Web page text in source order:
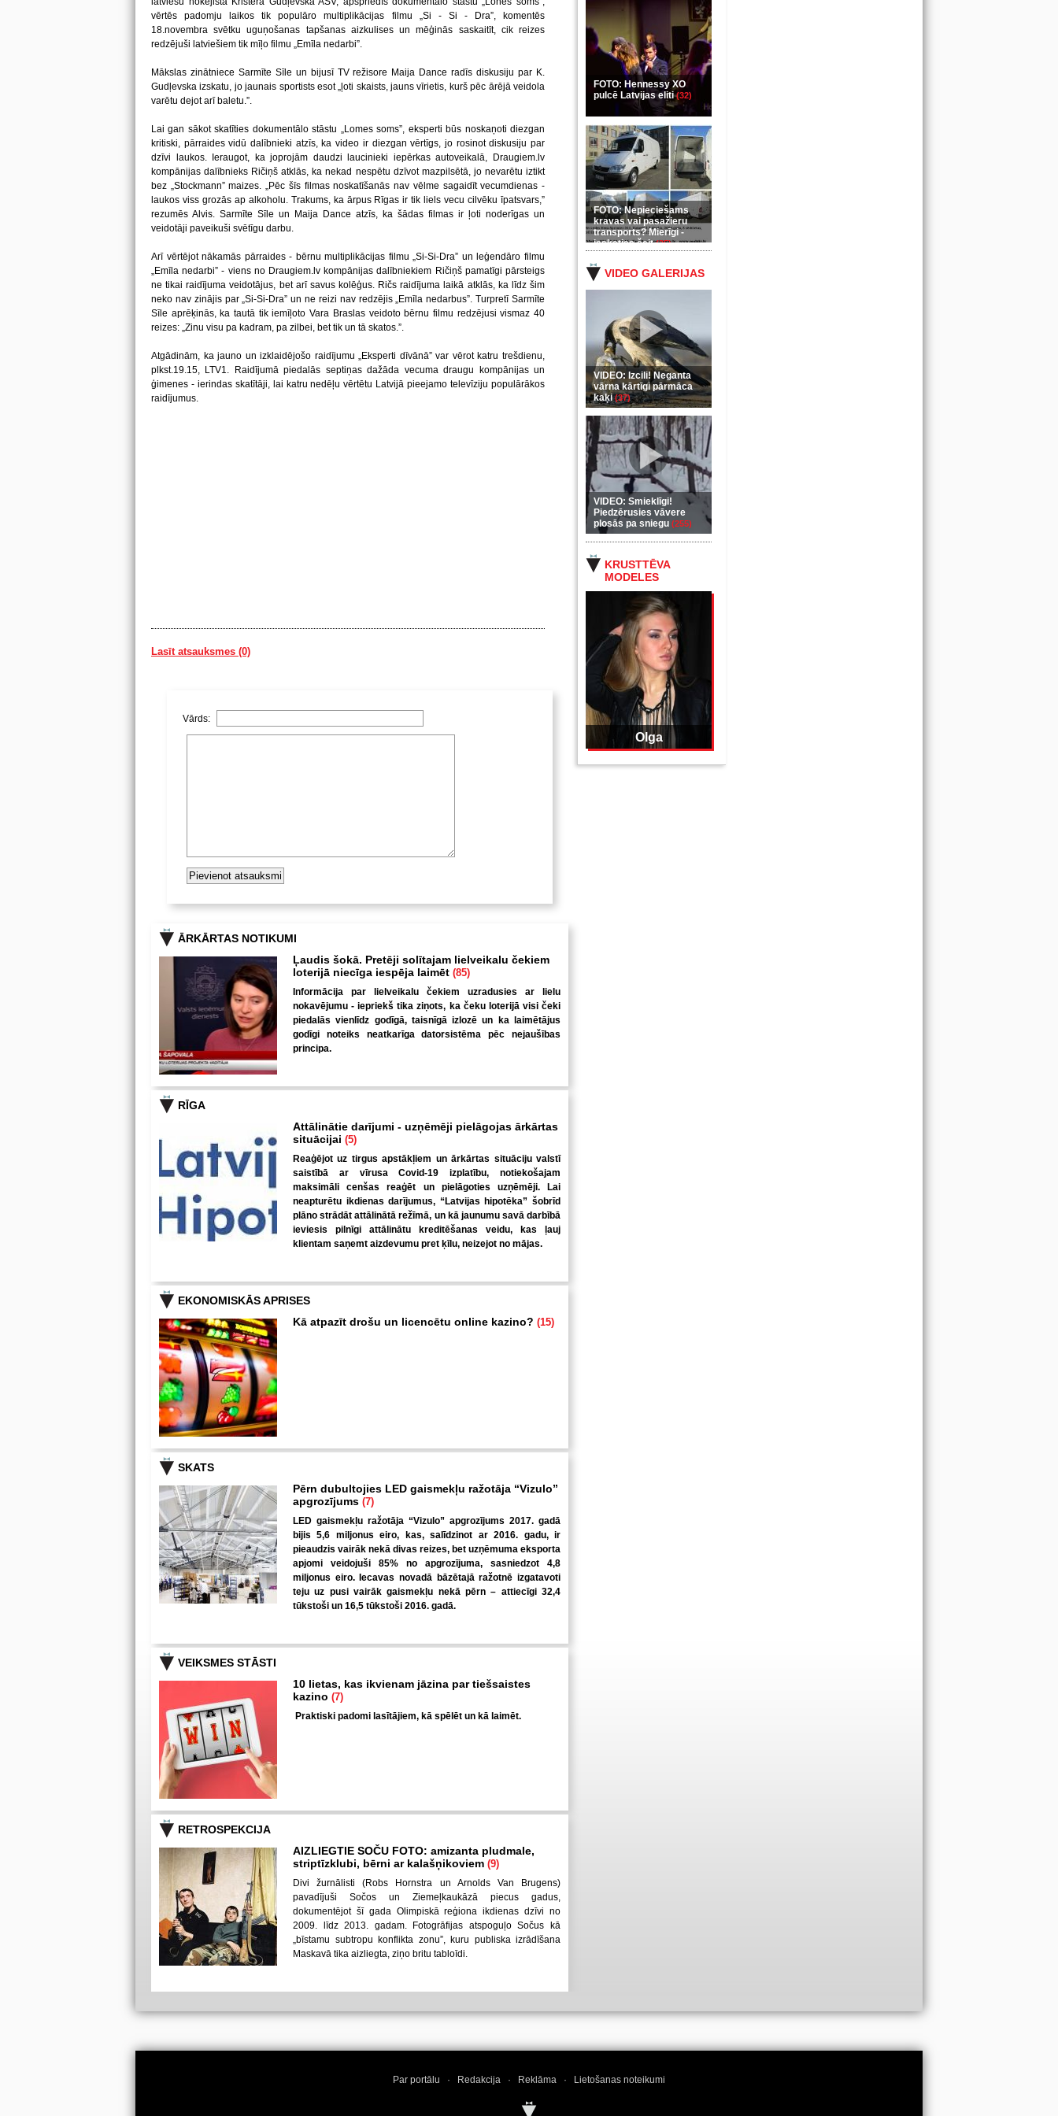
FOTO: Hennessy XO
pulcē Latvijas eliti(32)
FOTO: Nepieciešams
kravas vai pasažieru
transports? Mierīgi -
ieskaties šeit(35)
VIDEO GALERIJAS
VIDEO: Izcili! Neganta
vārna kārtīgi pārmāca
kaķi(37)
VIDEO: Smieklīgi!
Piedzērusies vāvere
plosās pa sniegu (255)
KRUSTTĒVA
MODELES
Olga
vērtēs padomju laikos tik populāro multiplikācijas filmu „Si - Si - Dra”, komentēs
18.novembra svētku uguņošanas tapšanas aizkulises un mēģinās saskaitīt, cik reizes
redzējuši latviešiem tik mīļo filmu „Emīla nedarbi”.
Mākslas zinātniece Sarmīte Sīle un bijusī TV režisore Maija Dance radīs diskusiju par K.
Gudļevska izskatu, jo jaunais sportists esot „ļoti skaists, jauns vīrietis, kurš pēc ārējā veidola
varētu dejot arī baletu.”.
Lai gan sākot skatīties dokumentālo stāstu „Lomes soms”, eksperti būs noskaņoti diezgan
kritiski, pārraides vidū dalībnieki atzīs, ka video ir diezgan vērtīgs, jo rosinot diskusiju par
dzīvi laukos. Ieraugot, ka joprojām daudzi laucinieki iepērkas autoveikalā, Draugiem.lv
kompānijas dalībnieks Ričiņš atklās, ka nekad nespētu dzīvot mazpilsētā, jo nevarētu iztikt
bez „Stockmann” maizes. „Pēc šīs filmas noskatīšanās nav vēlme sagaidīt vecumdienas -
laukos viss grozās ap alkoholu. Trakums, ka ārpus Rīgas ir tik liels vecu cilvēku īpatsvars,”
rezumēs Alvis. Sarmīte Sīle un Maija Dance atzīs, ka šādas filmas ir ļoti noderīgas un
veidotāji paveikuši svētīgu darbu.
Arī vērtējot nākamās pārraides - bērnu multiplikācijas filmu „Si-Si-Dra” un leģendāro filmu
„Emīla nedarbi” - viens no Draugiem.lv kompānijas dalībniekiem Ričiņš pamatīgi pārsteigs
ne tikai raidījuma veidotājus, bet arī savus kolēģus. Ričs raidījuma laikā atklās, ka līdz šim
neko nav zinājis par „Si-Si-Dra” un ne reizi nav redzējis „Emīla nedarbus”. Turpretī Sarmīte
Sīle aprēķinās, ka tautā tik iemīļoto Vara Braslas veidoto bērnu filmu redzējusi vismaz 40
reizes: „Zinu visu pa kadram, pa zilbei, bet tik un tā skatos.”.
Atgādinām, ka jauno un izklaidējošo raidījumu „Eksperti dīvānā” var vērot katru trešdienu,
plkst.19.15, LTV1. Raidījumā piedalās septiņas dažāda vecuma draugu kompānijas un
ģimenes - ierindas skatītāji, lai katru nedēļu vērtētu Latvijā pieejamo televīziju populārākos
raidījumus.
Lasīt atsauksmes (0)
Vārds:
ĀRKĀRTAS NOTIKUMI
Ļaudis šokā. Pretēji solītajam lielveikalu čekiem
loterijā niecīga iespēja laimēt (85)
Informācija par lielveikalu čekiem uzradusies ar lielu
nokavējumu - iepriekš tika ziņots, ka čeku loterijā visi čeki
piedalās vienlīdz godīgā, taisnīgā izlozē un ka laimētājus
godīgi noteiks neatkarīga datorsistēma pēc nejaušības
principa.
RĪGA
Attālinātie darījumi - uzņēmēji pielāgojas ārkārtas
situācijai (5)
Reaģējot uz tirgus apstākļiem un ārkārtas situāciju valstī
saistībā ar vīrusa Covid-19 izplatību, notiekošajam
maksimāli cenšas reaģēt un pielāgoties uzņēmēji. Lai
neapturētu ikdienas darījumus, “Latvijas hipotēka” šobrīd
plāno strādāt attālinātā režīmā, un kā jaunumu savā darbībā
ieviesis pilnīgi attālinātu kreditēšanas veidu, kas ļauj
klientam saņemt aizdevumu pret ķīlu, neizejot no mājas.
EKONOMISKĀS APRISES
Kā atpazīt drošu un licencētu online kazino? (15)
SKATS
Pērn dubultojies LED gaismekļu ražotāja “Vizulo”
apgrozījums (7)
LED gaismekļu ražotāja “Vizulo” apgrozījums 2017. gadā
bijis 5,6 miljonus eiro, kas, salīdzinot ar 2016. gadu, ir
pieaudzis vairāk nekā divas reizes, bet uzņēmuma eksporta
apjomi veidojuši 85% no apgrozījuma, sasniedzot 4,8
miljonus eiro. Iecavas novadā bāzētajā ražotnē izgatavoti
teju uz pusi vairāk gaismekļu nekā pērn – attiecīgi 32,4
tūkstoši un 16,5 tūkstoši 2016. gadā.
VEIKSMES STĀSTI
10 lietas, kas ikvienam jāzina par tiešsaistes
kazino (7)
Praktiski padomi lasītājiem, kā spēlēt un kā laimēt.
RETROSPEKCIJA
AIZLIEGTIE SOČU FOTO: amizanta pludmale,
striptīzklubi, bērni ar kalašņikoviem (9)
Divi žurnālisti (Robs Hornstra un Arnolds Van Brugens)
pavadījuši Sočos un Ziemeļkaukāzā piecus gadus,
dokumentējot šī gada Olimpiskā reģiona ikdienas dzīvi no
2009. līdz 2013. gadam. Fotogrāfijas atspoguļo Sočus kā
„bīstamu subtropu konflikta zonu”, kuru publiska izrādīšana
Maskavā tika aizliegta, ziņo britu tabloīdi.
Par portālu · Redakcija · Reklāma · Lietošanas noteikumi